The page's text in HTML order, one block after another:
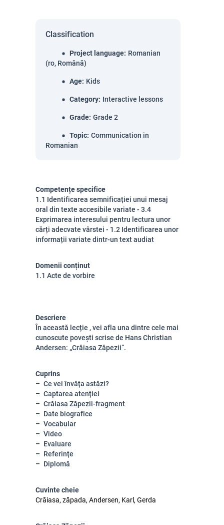
Classification
Project language: Romanian
(ro, Română)
Age: Kids
Category: Interactive lessons
Grade: Grade 2
Topic: Communication in
Romanian
Competențe specifice
1.1 Identificarea semnificației unui mesaj
oral din texte accesibile variate - 3.4
Exprimarea interesului pentru lectura unor
cărți adecvate vârstei - 1.2 Identificarea unor
informații variate dintr-un text audiat
Domenii conținut
1.1 Acte de vorbire
Descriere
În această lecție , vei afla una dintre cele mai
cunoscute povești scrise de Hans Christian
Andersen: „Crăiasa Zăpezii”.
Cuprins
Ce vei învăța astăzi?
Captarea atenției
Crăiasa Zăpezii-fragment
Date biografice
Vocabular
Video
Evaluare
Referințe
Diplomă
Cuvinte cheie
Crăiasa, zăpada, Andersen, Karl, Gerda